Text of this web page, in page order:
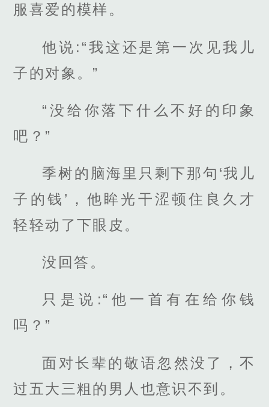
服喜爱的模样。
他说:“我这还是第一次见我儿
子的对象。”
“没给你落下什么不好的印象
吧？”
季树的脑海里只剩下那句‘我儿
子的钱’，他眸光干涩顿住良久才
轻轻动了下眼皮。
没回答。
只是说:“他一首有在给你钱
吗？”
面对长辈的敬语忽然没了，不
过五大三粗的男人也意识不到。